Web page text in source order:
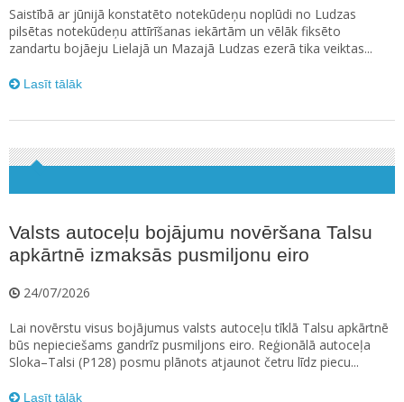
Saistībā ar jūnijā konstatēto notekūdeņu noplūdi no Ludzas
pilsētas notekūdeņu attīrīšanas iekārtām un vēlāk fiksēto
zandartu bojāeju Lielajā un Mazajā Ludzas ezerā tika veiktas...
Lasīt tālāk
Valsts autoceļu bojājumu novēršana Talsu
apkārtnē izmaksās pusmiljonu eiro
24/07/2026
Lai novērstu visus bojājumus valsts autoceļu tīklā Talsu apkārtnē
būs nepieciešams gandrīz pusmiljons eiro. Reģionālā autoceļa
Sloka–Talsi (P128) posmu plānots atjaunot četru līdz piecu...
Lasīt tālāk